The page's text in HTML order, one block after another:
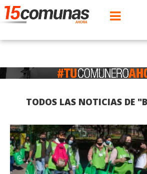
TODOS LAS NOTICIAS DE